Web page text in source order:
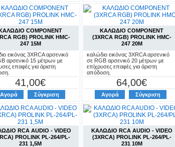
COMPONENT
RGB) PROLINK HMC-
247 15M
εικόνας 3XRCA αρσενικό
αρσενικό 15 μέτρων με
επαφές για άριστη
41,00€
Αγορά Σύγκριση
ΚΑΛΩΔΙΟ COMPONENT
(3XRCA RGB) PROLINK HMC-
247 20M
καλώδιο εικόνας 3XRCA αρσενικό
σε RGB αρσενικό 20 μέτρων με
επίχρυσες επαφές για άριστη
απόδοση.
64,00€
Αγορά Σύγκριση
RCA AUDIO - VIDEO
PROLINK PL-264/PL-
231 1,5M
ΚΑΛΩΔΙΟ RCA AUDIO - VIDEO
(3XRCA) PROLINK PL-264/PL-
231 10M